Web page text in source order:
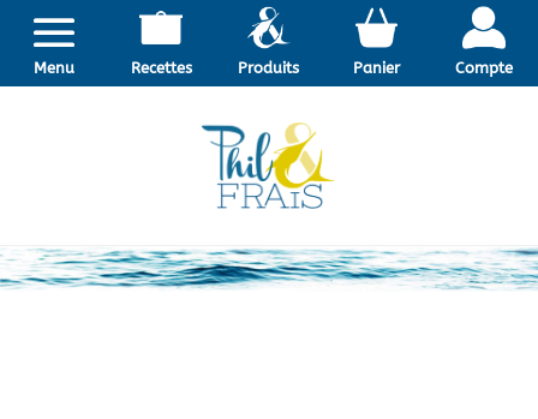
Menu Recettes Produits Panier Compte